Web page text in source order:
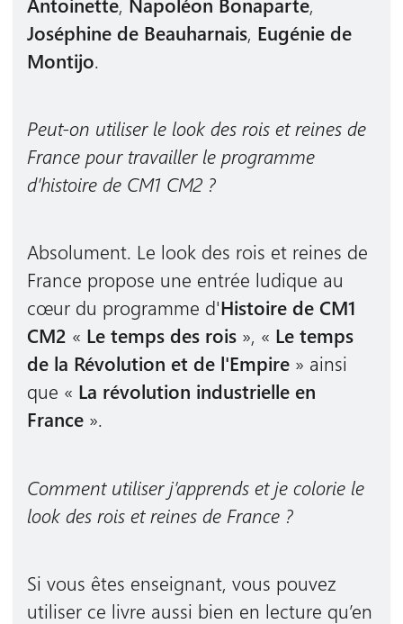
Joséphine de Beauharnais, Eugénie de
Montijo.
Peut-on utiliser le look des rois et reines de
France pour travailler le programme
d’histoire de CM1 CM2 ?
Absolument. Le look des rois et reines de
France propose une entrée ludique au
cœur du programme d'Histoire de CM1
CM2 « Le temps des rois », « Le temps
de la Révolution et de l'Empire » ainsi
que « La révolution industrielle en
France ».
Comment utiliser j’apprends et je colorie le
look des rois et reines de France ?
Si vous êtes enseignant, vous pouvez
utiliser ce livre aussi bien en lecture qu’en